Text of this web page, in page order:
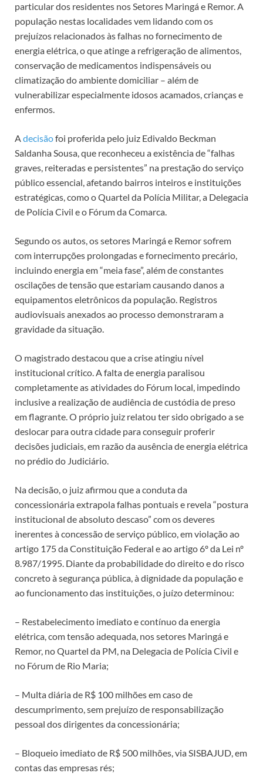
particular dos residentes nos Setores Maringá e Remor. A
população nestas localidades vem lidando com os
prejuízos relacionados às falhas no fornecimento de
energia elétrica, o que atinge a refrigeração de alimentos,
conservação de medicamentos indispensáveis ou
climatização do ambiente domiciliar – além de
vulnerabilizar especialmente idosos acamados, crianças e
enfermos.
Adecisãofoi proferida pelo juiz Edivaldo Beckman
Saldanha Sousa, que reconheceu a existência de “falhas
graves, reiteradas e persistentes” na prestação do serviço
público essencial, afetando bairros inteiros e instituições
estratégicas, como o Quartel da Polícia Militar, a Delegacia
de Polícia Civil e o Fórum da Comarca.
Segundo os autos, os setores Maringá e Remor sofrem
com interrupções prolongadas e fornecimento precário,
incluindo energia em “meia fase”, além de constantes
oscilações de tensão que estariam causando danos a
equipamentos eletrônicos da população. Registros
audiovisuais anexados ao processo demonstraram a
gravidade da situação.
O magistrado destacou que a crise atingiu nível
institucional crítico. A falta de energia paralisou
completamente as atividades do Fórum local, impedindo
inclusive a realização de audiência de custódia de preso
em flagrante. O próprio juiz relatou ter sido obrigado a se
deslocar para outra cidade para conseguir proferir
decisões judiciais, em razão da ausência de energia elétrica
no prédio do Judiciário.
Na decisão, o juiz afirmou que a conduta da
concessionária extrapola falhas pontuais e revela “postura
institucional de absoluto descaso” com os deveres
inerentes à concessão de serviço público, em violação ao
artigo 175 da Constituição Federal e ao artigo 6º da Lei nº
8.987/1995. Diante da probabilidade do direito e do risco
concreto à segurança pública, à dignidade da população e
ao funcionamento das instituições, o juízo determinou:
– Restabelecimento imediato e contínuo da energia
elétrica, com tensão adequada, nos setores Maringá e
Remor, no Quartel da PM, na Delegacia de Polícia Civil e
no Fórum de Rio Maria;
– Multa diária de R$ 100 milhões em caso de
descumprimento, sem prejuízo de responsabilização
pessoal dos dirigentes da concessionária;
– Bloqueio imediato de R$ 500 milhões, via SISBAJUD, em
contas das empresas rés;